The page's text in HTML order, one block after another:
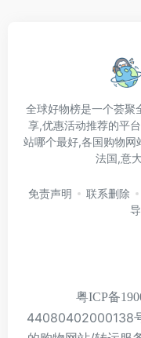
全球好物榜是一个荟聚
享,优惠活动推荐的平
站哪个最好,各国购物网
法国,意
免责声明 联系删除
粤ICP备
44080402000138